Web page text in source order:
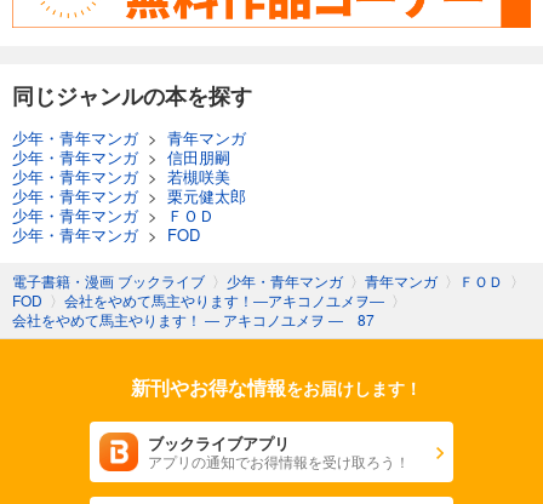
あらすじを表示する
110円 (税込)
あらすじを表示する
カート
試し読み
110円 (税込)
同じジャンルの本を探す
少年・青年マンガ> 青年マンガ
少年・青年マンガ> 信田朋嗣
少年・青年マンガ> 若槻咲美
少年・青年マンガ> 栗元健太郎
少年・青年マンガ>
ＦＯＤ
少年・青年マンガ> FOD
電子書籍・漫画 ブックライブ 〉 少年・青年マンガ 〉 青年マンガ 〉 ＦＯＤ 〉
FOD 〉 会社をやめて馬主やります！―アキコノユメヲ― 〉
会社をやめて馬主やります！ ― アキコノユメヲ ― 87
新刊やお得な情報をお届けします！
ブックライブアプリ
アプリの通知でお得情報を受け取ろう！